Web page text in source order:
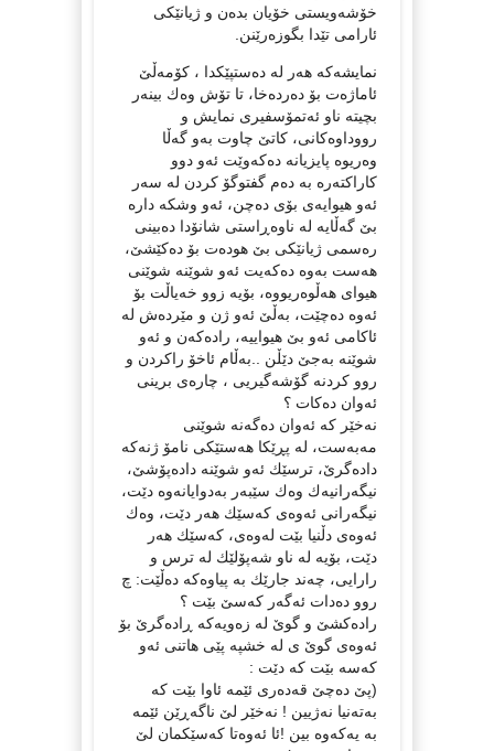
خۆشه‌ویستی خۆیان بده‌ن و ژیانێكی
ئارامی تێدا بگوزه‌رێنن.
نمایشه‌كه‌ هه‌ر له‌ ده‌ستپێكدا ، كۆمه‌ڵێ‌
ئاماژه‌ت بۆ ده‌رده‌خا، تا تۆش وه‌ك بینه‌ر
بچیته‌ ناو ئه‌تمۆسفیری نمایش و
رووداوه‌كانی، كاتێ‌ چاوت به‌و گه‌ڵا
وه‌ریوه‌ پایزیانه‌ ده‌كه‌وێت ئه‌و دوو
كاراكته‌ره‌ به‌ ده‌م گفتوگۆ كردن له‌ سه‌ر
ئه‌و هیوایه‌ی بۆی ده‌چن، ئه‌و وشكه‌ داره‌
بێ‌ گه‌ڵایه‌ له‌ ناوه‌ڕاستی شانۆدا ده‌بینی
ره‌سمی ژیانێكی بێ‌ هوده‌ت بۆ ده‌كێشێ‌،
هه‌ست به‌وه‌ ده‌كه‌یت ئه‌و شوێنه‌ شوێنی
هیوای هه‌ڵوه‌ریووه‌، بۆیه‌ زوو خه‌یاڵت بۆ
ئه‌وه‌ ده‌چێت، به‌ڵێ‌ ئه‌و ژن و مێرده‌ش له‌
ئاكامی ئه‌و بێ‌ هیواییه‌، راده‌كه‌ن و ئه‌و
شوێنه‌ به‌جێ‌ دێڵن ..به‌ڵام ئاخۆ راكردن و
روو كردنه‌ گۆشه‌گیریی ، چاره‌ی برینی
ئه‌وان ده‌كات ؟
نه‌خێر كه‌ ئه‌وان ده‌گه‌نه‌ شوێنی
مه‌به‌ست، له‌ پڕێكا هه‌ستێكی نامۆ ژنه‌كه‌
داده‌گرێ‌، ترسێك ئه‌و شوێنه‌ داده‌پۆشێ‌،
نیگه‌رانیه‌ك وه‌ك سێبه‌ر به‌دوایانه‌وه‌ دێت،
نیگه‌رانی ئه‌وه‌ی كه‌سێك هه‌ر دێت، وه‌ك
ئه‌وه‌ی دڵنیا بێت له‌وه‌ی، كه‌سێك هه‌ر
دێت، بۆیه‌ له‌ ناو شه‌پۆلێك له‌ ترس و
رارایی، چه‌ند جارێك به‌ پیاوه‌كه‌ ده‌ڵێت: چ
روو ده‌دات ئه‌گه‌ر كه‌سێ‌ بێت ؟
راده‌كشێ‌ و گوێ‌ له‌ زه‌ویه‌كه‌ ڕاده‌گرێ‌ بۆ
ئه‌وه‌ی گوێ‌ ی له‌ خشپه‌ پێی هاتنی ئه‌و
كه‌سه‌ بێت كه‌ دێت :
(پێ‌ ده‌چێ‌ قه‌ده‌ری ئێمه‌ ئاوا بێت كه‌
به‌ته‌نیا نه‌ژیین ! نه‌خێر لێ‌ ناگه‌ڕێن ئێمه‌
به‌ یه‌كه‌وه‌ بین !ئا ئه‌وه‌تا كه‌سێكمان لێ‌